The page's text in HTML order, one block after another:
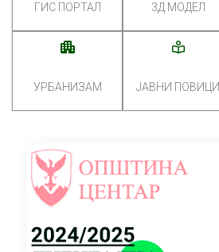
ГИС ПОРТАЛ 3Д МОДЕЛ
УРБАНИЗАМ ЈАВНИ ПОВИЦИ